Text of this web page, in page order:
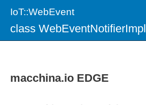
IoT::WebEvent
class WebEventNotifierImpl